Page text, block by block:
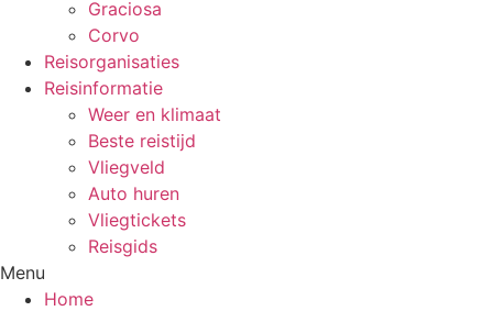
Graciosa
Corvo
Reisorganisaties
Reisinformatie
Weer en klimaat
Beste reistijd
Vliegveld
Auto huren
Vliegtickets
Reisgids
Menu
Home